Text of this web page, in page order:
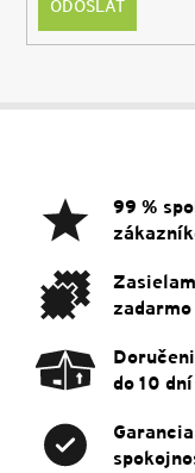
ODOSLAŤ
99 %
zadarmo
do 10 dní
Garancia